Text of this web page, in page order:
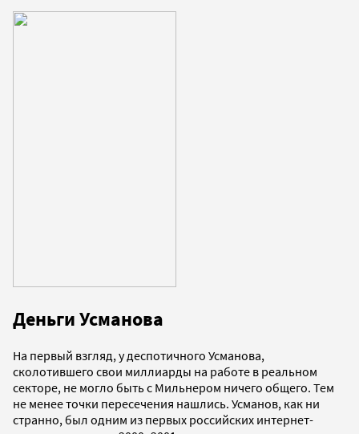
Деньги Усманова
На первый взгляд, у деспотичного Усманова,
сколотившего свои миллиарды на работе в реальном
секторе, не могло быть с Мильнером ничего общего. Тем
не менее точки пересечения нашлись. Усманов, как ни
странно, был одним из первых российских интернет-